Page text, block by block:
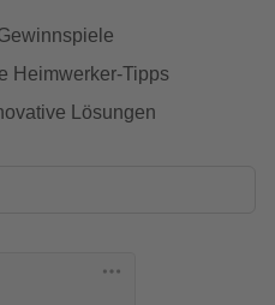
Heimwerker-Tipps
Lösungen